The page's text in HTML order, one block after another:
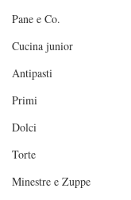
Pane e Co.
Cucina junior
Antipasti
Primi
Dolci
Torte
Minestre e Zuppe